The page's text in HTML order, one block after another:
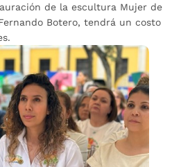
de la escultura Mujer de
Botero, tendrá un costo